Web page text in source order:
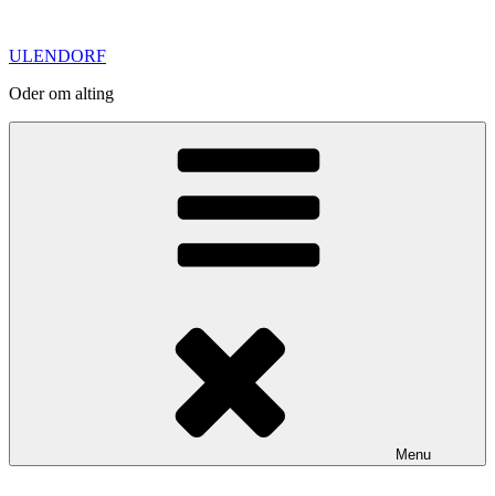
content
ULENDORF
Oder om alting
Menu